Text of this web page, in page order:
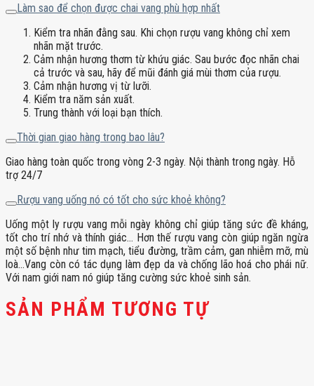
Làm sao để chọn được chai vang phù hợp nhất
Kiểm tra nhãn đằng sau. Khi chọn rượu vang không chỉ xem
nhãn mặt trước.
Cảm nhận hương thơm từ khứu giác. Sau bước đọc nhãn chai
cả trước và sau, hãy để mũi đánh giá mùi thơm của rượu.
Cảm nhận hương vị từ lưỡi.
Kiểm tra năm sản xuất.
Trung thành với loại bạn thích.
Thời gian giao hàng trong bao lâu?
Giao hàng toàn quốc trong vòng 2-3 ngày. Nội thành trong ngày. Hỗ
trợ 24/7
Rượu vang uống nó có tốt cho sức khoẻ không?
Uống một ly rượu vang mỗi ngày không chỉ giúp tăng sức đề kháng,
tốt cho trí nhớ và thính giác… Hơn thế rượu vang còn giúp ngăn ngừa
một số bệnh như tim mạch, tiểu đường, trầm cảm, gan nhiễm mỡ, mù
loà…Vang còn có tác dụng làm đẹp da và chống lão hoá cho phái nữ.
Với nam giới nam nó giúp tăng cường sức khoẻ sinh sản.
SẢN PHẨM TƯƠNG TỰ